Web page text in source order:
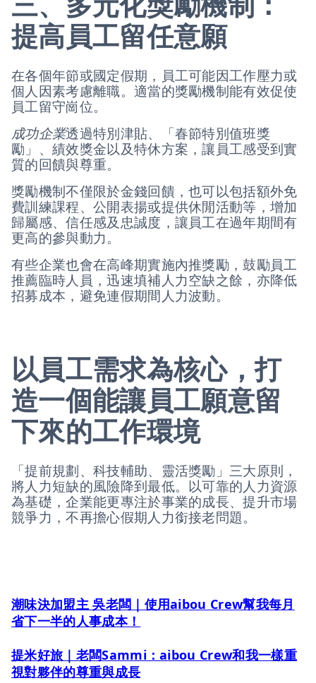
提高員工留任意願
在各個年節或國定假期，員工可能因工作壓力或
個人因素考慮離職。適當的獎勵機制能有效促使
員工留守崗位。
成功企業透過特別津貼、「春節特別值班獎
勵」、績效獎金以及特休方案，讓員工感受到實
質的回饋與尊重。
獎勵機制不僅限於金錢回饋，也可以包括額外免
費訓練課程、公開表揚或提供休閒活動等，增加
歸屬感、信任感及忠誠度，讓員工在過年期間有
更高的參與動力。
有些企業也會在高峰期實施內推獎勵，鼓勵員工
推薦臨時人員，迅速填補人力空缺之餘，亦降低
招募成本，避免連假期間人力波動。
以員工需求為核心，打
造一個能讓員工願意留
下來的工作環境
「提前規劃、科技輔助、靈活獎勵」三大原則，
將人力短缺的風險降到最低。以可靠的人力資源
為基礎，企業能更專注於事業的成長、提升市場
競爭力，不再擔心假期人力銜接老問題。
潮味決加盟主 吳老闆｜使用aibou Crew幫我每月
省下一半的人事成本！
提米好旅｜老闆Sammi：aibou Crew和我一樣重
視對夥伴的尊重與成長